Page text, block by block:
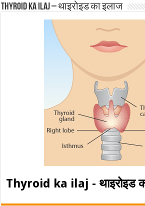
Thyroid ka ilaj – थाइरोइड का इलाज
Thyroid ka ilaj - थाइरोइड